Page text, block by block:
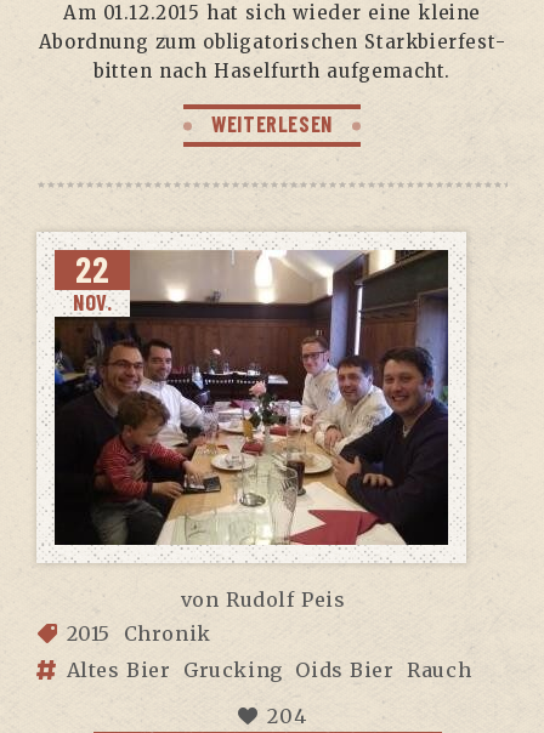
Am 01.12.2015 hat sich wie­der eine klei­ne
Abord­nung zum obli­ga­to­ri­schen Stark­bier­fest­
bit­ten nach Hasel­furth aufgemacht.
WEITERLESEN
22
NOV.
von Rudolf Peis
2015
Chronik
Altes Bier
Grucking Oids Bier
Rauch
204